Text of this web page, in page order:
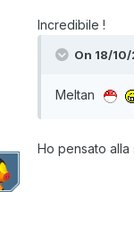
Incredibile !
On 18/
Meltan
Ho pensato alla